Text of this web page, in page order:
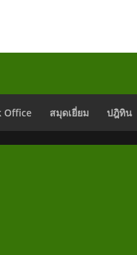
Office สมุดเยี่ยม ปฎิทิน